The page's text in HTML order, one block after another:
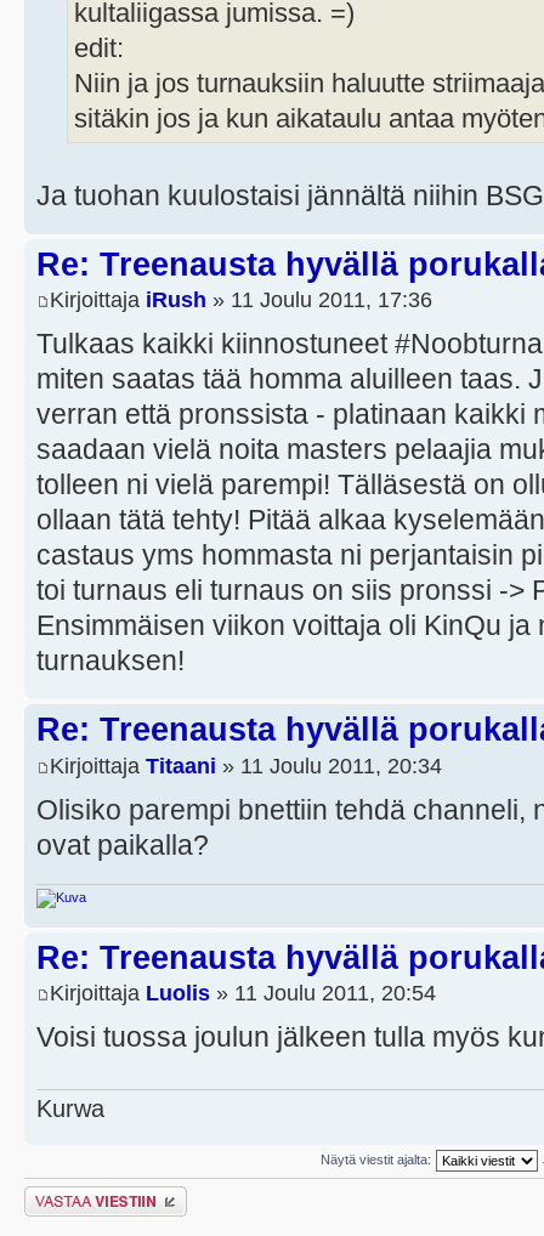
kultaliigassa jumissa. =)
edit:
Niin ja jos turnauksiin haluutte
sitäkin jos ja kun aikataulu antaa
Ja tuohan kuulostaisi jännältä niihin
Re: Treenausta hyvällä
Kirjoittaja iRush » 11 Joulu 2011, 17:36
Tulkaas kaikki kiinnostuneet
miten saatas tää homma aluilleen taas.
verran että pronssista - platinaan kaikki
saadaan vielä noita masters pelaajia
tolleen ni vielä parempi! Tälläsestä on
ollaan tätä tehty! Pitää alkaa
castaus yms hommasta ni perjantaisin
toi turnaus eli turnaus on siis pronssi ->
Ensimmäisen viikon voittaja oli KinQu
turnauksen!
Re: Treenausta hyvällä
Kirjoittaja Titaani » 11 Joulu 2011, 20:34
Olisiko parempi bnettiin tehdä channeli,
ovat paikalla?
Re: Treenausta hyvällä
Kirjoittaja Luolis » 11 Joulu 2011, 20:54
Voisi tuossa joulun jälkeen tulla myös
Kurwa
Näytä viestit ajalta:
Lähetä vastaus